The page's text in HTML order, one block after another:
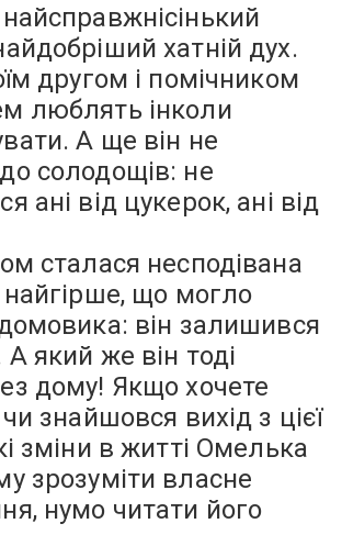
хатній дух.
другом і помічником
люблять інколи
А ще він не
солодощів: не
ані від цукерок, ані від
сталася несподівана
найгірше, що могло
він залишився
який же він тоді
дому! Якщо хочете
знайшовся вихід з цієї
зміни в житті Омелька
зрозуміти власне
нумо читати його